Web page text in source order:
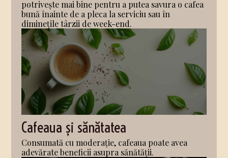
potrivește mai bine pentru a putea savura o cafea
bună înainte de a pleca la serviciu sau în
diminețile târzii de week-end.
Cafeaua și sănătatea
Consumată cu moderație, cafeaua poate avea
adevărate beneficii asupra sănătății.